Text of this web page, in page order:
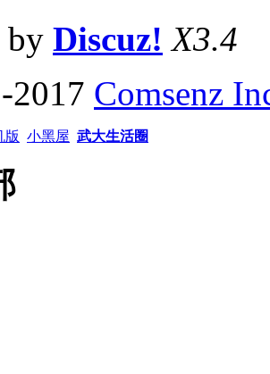
by Discuz! X3.4
2017 Comsenz
版 小黑屋 武大生活圈